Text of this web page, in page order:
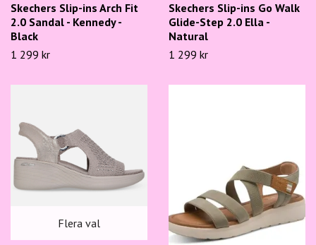
Skechers Slip-ins Arch Fit
2.0 Sandal - Kennedy -
Black
1 299 kr
Skechers Slip-ins Go Walk
Glide-Step 2.0 Ella -
Natural
1 299 kr
Flera val